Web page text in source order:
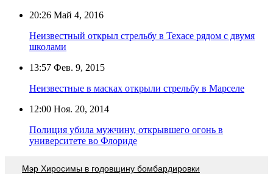
20:26 Май 4, 2016
Неизвестный открыл стрельбу в Техасе рядом с двумя
школами
13:57 Фев. 9, 2015
Неизвестные в масках открыли стрельбу в Марселе
12:00 Ноя. 20, 2014
Полиция убила мужчину, открывшего огонь в
университете во Флориде
Мэр Хиросимы в годовщину бомбардировки